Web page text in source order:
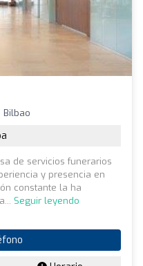
Bilbao
de servicios funerarios
y presencia en
constante la ha
Seguir leyendo